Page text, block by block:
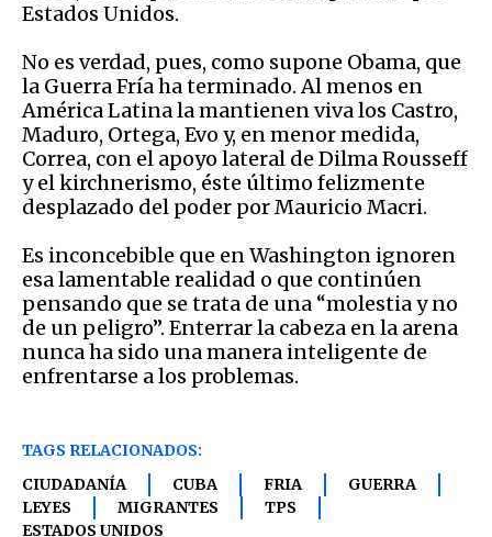
Estados Unidos.
No es verdad, pues, como supone Obama, que
la Guerra Fría ha terminado. Al menos en
América Latina la mantienen viva los Castro,
Maduro, Ortega, Evo y, en menor medida,
Correa, con el apoyo lateral de Dilma Rousseff
y el kirchnerismo, éste último felizmente
desplazado del poder por Mauricio Macri.
Es inconcebible que en Washington ignoren
esa lamentable realidad o que continúen
pensando que se trata de una “molestia y no
de un peligro”. Enterrar la cabeza en la arena
nunca ha sido una manera inteligente de
enfrentarse a los problemas.
TAGS RELACIONADOS:
CIUDADANÍA
CUBA FRIA
GUERRA
LEYES
MIGRANTES
TPS
ESTADOS UNIDOS